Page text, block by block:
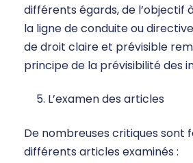
différents égards, de l’objectif
la ligne de conduite ou
de droit claire et prévisible
principe de la prévisibilité des
L’examen des articles
De nombreuses critiques sont
différents articles examinés :